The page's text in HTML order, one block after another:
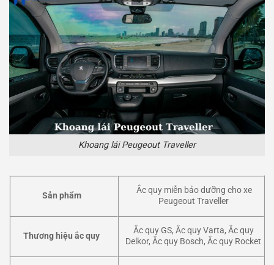
Khoang lái Peugeout Traveller
Sản phẩm
Ắc quy miễn bảo dưỡng cho xe
Peugeout Traveller
Thương hiệu ắc quy
Ắc quy GS, Ắc quy Varta, Ắc quy
Delkor, Ắc quy Bosch, Ắc quy Rocket